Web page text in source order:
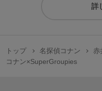
詳
トップ 名探偵コナン
赤
コナン×SuperGroupies